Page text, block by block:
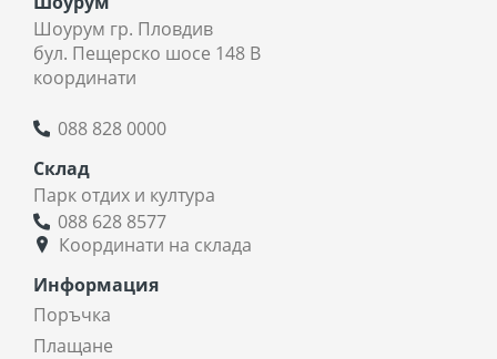
Шоурум гр. Пловдив
бул. Пещерско шосе 148 В
координати
088 828 0000
Склад
Парк отдих и култура
088 628 8577
Координати на склада
Информация
Поръчка
Плащане